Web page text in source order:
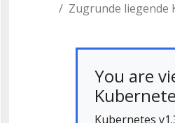
Zugrunde liegende
You are
Kubernetes